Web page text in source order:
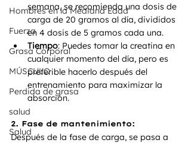
Hombres en la Mediana Edad
Fuerza
Grasa Corporal
MÚSCULO
Perdida de grasa
salud
Salud
semana, se recomienda una dosis de
carga de 20 gramos al día, divididos
en 4 dosis de 5 gramos cada una.
Tiempo: Puedes tomar la creatina en
cualquier momento del día, pero es
preferible hacerlo después del
entrenamiento para maximizar la
absorción.
2. Fase de mantenimiento:
Después de la fase de carga, se pasa a